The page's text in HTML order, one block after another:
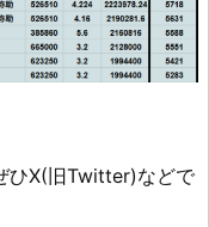
ひX(旧Twitter)などで